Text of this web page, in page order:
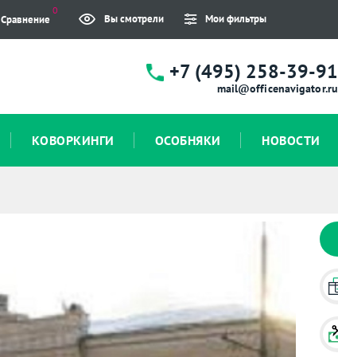
Сравнение
0
Вы смотрели Мои фильтры
+7 (495) 258-39-91
mail@officenavigator.ru
КОВОРКИНГИ ОСОБНЯКИ НОВОСТИ